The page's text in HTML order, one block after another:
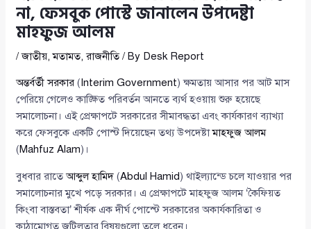
না, ফেসবুক পোস্টে জানালেন উপদেষ্টা
মাহফুজ আলম
/জাতীয়,মতামত,রাজনীতি/ By Desk Report
অন্তর্বর্তী সরকার ( Interim Government) ক্ষমতায় আসার পর আট মাস
পেরিয়ে গেলেও কাঙ্ক্ষিত পরিবর্তন আনতে ব্যর্থ হওয়ায় শুরু হয়েছে
সমালোচনা। এই প্রেক্ষাপটে সরকারের সীমাবদ্ধতা এবং কার্যকারণ ব্যাখ্যা
করে ফেসবুকে একটি পোস্ট দিয়েছেন তথ্য উপদেষ্টামাহফুজ আলম
(Mahfuz Alam)।
বুধবার রাতেআব্দুল হামিদ (Abdul Hamid) থাইল্যান্ডে চলে যাওয়ার পর
সমালোচনার মুখে পড়ে সরকার। এ প্রেক্ষাপটে মাহফুজ আলম ‘কৈফিয়ত
কিংবা বাস্তবতা’ শীর্ষক এক দীর্ঘ পোস্টে সরকারের অকার্যকারিতা ও
কাঠামোগত জটিলতার বিষয়গুলো তুলে ধরেন।